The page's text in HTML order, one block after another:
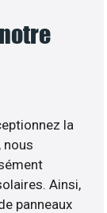
la
nous
Ainsi,
panneaux